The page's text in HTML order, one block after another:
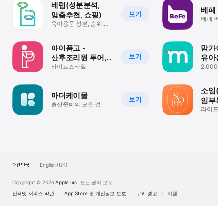
보기
베럽(성분분석,
맞춤추천, 쇼핑)
육아용품 성분, 순위,
보기
아이품고 -
산후조리원 투어,
예약 및
라이프스타일
보기
마더케이몰
출산준비의 모든 것
베페
베페
맘가
유아
분석
2,000
소
임부
언더
라이
대한민국 English (UK)
Copyright © 2026 Apple Inc.
모든 권리 보유.
인터넷 서비스 약관
App Store 및 개인정보 보호 쿠키 경고 지원